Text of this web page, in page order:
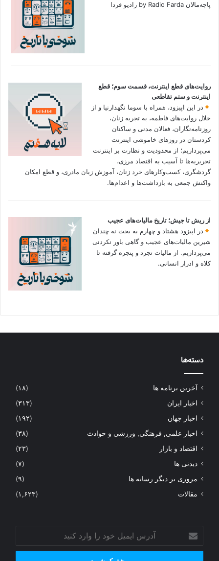
پاچه‌مالان by Radio Farda رادیو فردا
روایت‌های قطع اینترنت، قسمت سوم؛ قطع
اینترنت و ستم تقاطعی
در این اپیزود، همراه با سوما نگهدارنیا و از
خلال روایت‌های فاطمه، به تجربه زنان،
روزنامه‌نگاران، فعالان مدنی و ساکنان
کردستان در روزهای خاموشی اینترنت
می‌پردازیم؛ از محدودیت و نظارت بر اینترنت
تحریریه‌ها تا آسیب به اقتصاد مرزی،
گردشگری، کسب‌وکارهای خرد زنان، آموزش زبان مادری، و قطع امکان
واکنش جمعی به بازداشت‌ها و اعدام‌ها.
از ریش تا جیش؛ تاریخ مالیات‌های عجیب
در اپیزود هشتاد و چهارم به بحث نه چندان
شیرین مالیات‌های عجیب و گاهی باور نکردنی‌
می‌پردازیم. از مالیات تجرد و پنجره گرفته تا
کلاه و ادرار انسانی.
دسته‌ها
آخرین برنامه ها
(۱۸)
اخبار ایران
(۳۱۳)
اخبار جهان
(۱۹۲)
اخبار علمی, فرهنگی, ورزشی و حوادث
(۳۸)
اقتصاد و بازار
(۲۳)
دیدنی ها
(۷)
مروری بر دیگر رسانه ها
(۹)
مقالات
(۱,۶۲۳)
ایمیل
خود